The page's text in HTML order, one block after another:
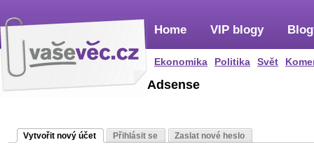
Home
Ekonomika Politika Svět
VIP blogy
Adsense
Vytvořit nový účet Přihlásit se Zaslat nové heslo